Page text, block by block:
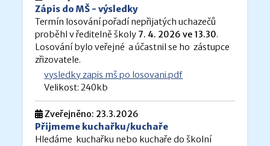
Zápis do MŠ - výsledky
Termín losování pořadí nepřijatých uchazečů
proběhl v ředitelně školy 7. 4. 2026 ve 13.30.
Losování bylo veřejné a účastnil se ho zástupce
zřizovatele.
vysledky zapis mš po losovani.pdf
Velikost: 240kb
Zveřejněno: 23.3.2026
Přijmeme kuchařku/kuchaře
Hledáme kuchařku nebo kuchaře do školní